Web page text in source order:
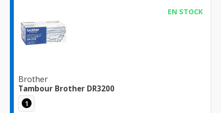
EN STOCK
Brother
Tambour Brother DR3200
1